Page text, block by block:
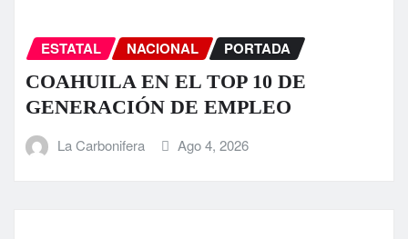
ESTATAL NACIONAL PORTADA
COAHUILA EN EL TOP 10 DE
GENERACIÓN DE EMPLEO
La Carbonifera Ago 4, 2026